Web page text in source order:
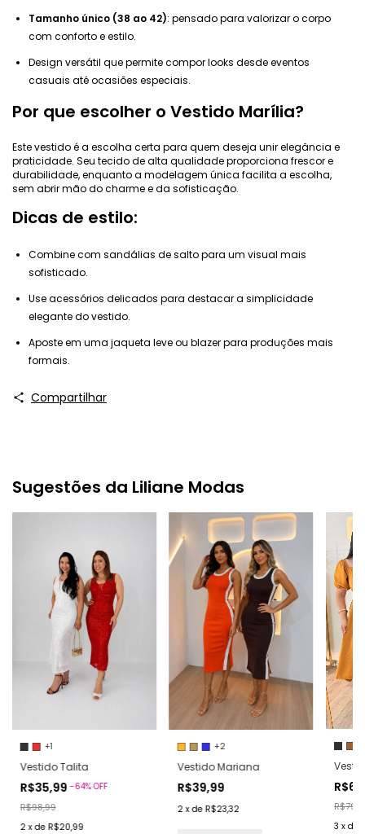
Tamanho único (38 ao 42): pensado para valorizar o corpo
com conforto e estilo.
Design versátil que permite compor looks desde eventos
casuais até ocasiões especiais.
Por que escolher o Vestido Marília?
Este vestido é a escolha certa para quem deseja unir elegância e
praticidade. Seu tecido de alta qualidade proporciona frescor e
durabilidade, enquanto a modelagem única facilita a escolha,
sem abrir mão do charme e da sofisticação.
Dicas de estilo:
Combine com sandálias de salto para um visual mais
sofisticado.
Use acessórios delicados para destacar a simplicidade
elegante do vestido.
Aposte em uma jaqueta leve ou blazer para produções mais
formais.
Compartilhar
Sugestões da Liliane Modas
+1
Vestido Talita
R$35,99-64%OFF
R$98,99
2 xde R$20,99
+2
Vestido Mariana
R$39,99
2 xde R$23,32
3 x de